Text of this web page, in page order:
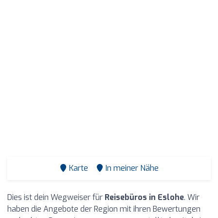
Karte In meiner Nähe
Dies ist dein Wegweiser für Reisebüros in Eslohe. Wir
haben die Angebote der Region mit ihren Bewertungen